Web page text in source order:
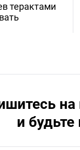
терактами
и будьте